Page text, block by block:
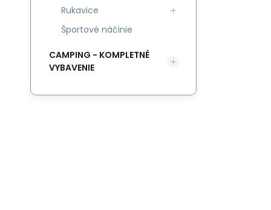
Rukavice
Športové náčinie
CAMPING - KOMPLETNÉ
VYBAVENIE